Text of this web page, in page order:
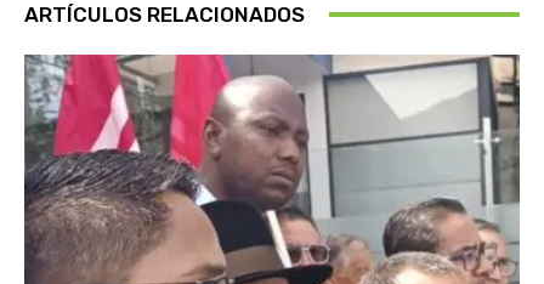
ARTÍCULOS RELACIONADOS